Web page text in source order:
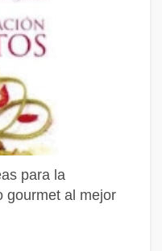
para la
gourmet al mejor